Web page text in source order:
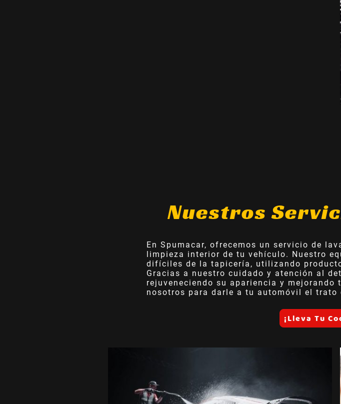
Nuestros
En Spumacar, ofrecemos un servicio de
limpieza interior de tu vehículo. Nuestro
difíciles de la tapicería, utilizando
Gracias a nuestro cuidado y atención al
rejuveneciendo su apariencia y mejorando
nosotros para darle a tu automóvil el trato
¡Lleva Tu